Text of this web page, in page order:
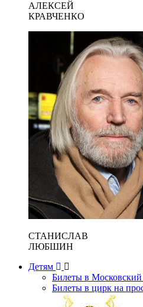
АЛЕКСЕЙ
КРАВЧЕНКО
СТАНИСЛАВ
ЛЮБШИН
Детям
Билеты в
Билеты в цирк на